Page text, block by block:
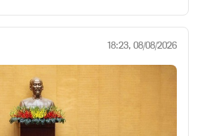
18:23, 08/08/2026